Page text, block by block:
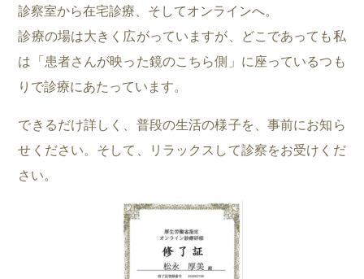
診察室から在宅診療、そしてオンラインへ。
診療の場は大きく広がっていますが、どこであっても私
は「患者さんが映った鏡のこちら側」に座っているつも
りで診療にあたっています。
できるだけ詳しく、普段の生活の様子を、事前にお知ら
せください。そして、リラックスして診察をお受けくだ
さい。